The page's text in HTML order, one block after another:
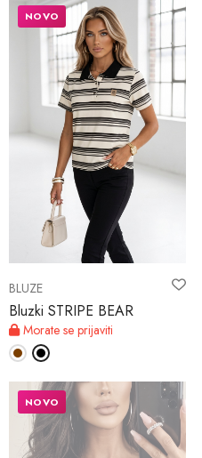
BLUZE
Bluzki STRIPE BEAR
Morate se prijaviti
NOVO
NOVO